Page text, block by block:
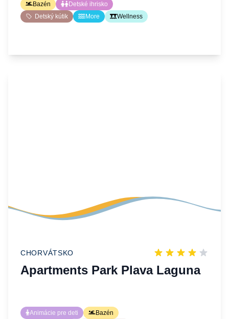
Bazén
Detské ihrisko
Detský kútik
More Wellness
CHORVÁTSKO
Apartments Park Plava Laguna
Animácie pre deti
Bazén